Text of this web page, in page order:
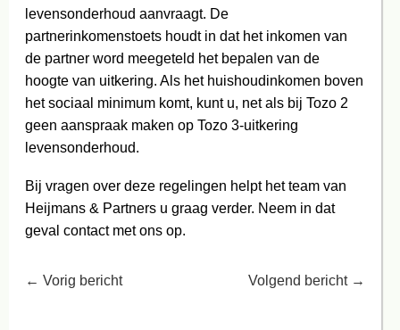
levensonderhoud aanvraagt. De
partnerinkomenstoets houdt in dat het inkomen van
de partner word meegeteld het bepalen van de
hoogte van uitkering. Als het huishoudinkomen boven
het sociaal minimum komt, kunt u, net als bij Tozo 2
geen aanspraak maken op Tozo 3-uitkering
levensonderhoud.
Bij vragen over deze regelingen helpt het team van
Heijmans & Partners u graag verder. Neem in dat
geval contact met ons op.
← Vorig bericht Volgend bericht →